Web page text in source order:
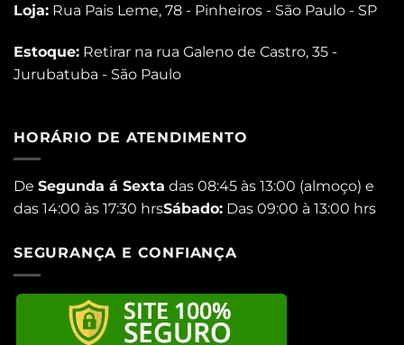
Loja: Rua Pais Leme, 78 - Pinheiros - São Paulo - SP
Estoque: Retirar na rua Galeno de Castro, 35 -
Jurubatuba - São Paulo
HORÁRIO DE ATENDIMENTO
De Segunda á Sexta das 08:45 às 13:00 (almoço) e
das 14:00 às 17:30 hrsSábado: Das 09:00 à 13:00 hrs
SEGURANÇA E CONFIANÇA